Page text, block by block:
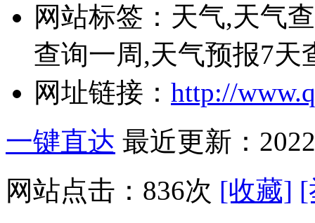
网站标签： 天气,天气
查询一周,天气预报7天
网址链接： http://
一键直达 最近更新：
网站点击： 836次 [收藏] [